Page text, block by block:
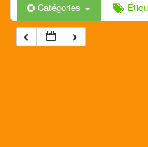
Catégories